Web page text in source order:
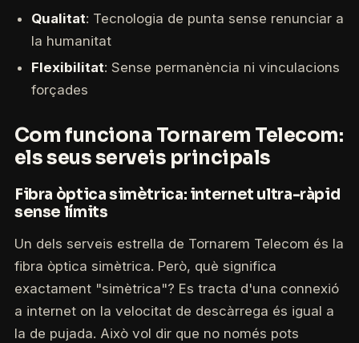
Qualitat: Tecnologia de punta sense renunciar a
la humanitat
Flexibilitat: Sense permanència ni vinculacions
forçades
Com funciona Tornarem Telecom:
els seus serveis principals
Fibra òptica simètrica: internet ultra-ràpid
sense límits
Un dels serveis estrella de Tornarem Telecom és la
fibra òptica simètrica. Però, què significa
exactament "simètrica"? Es tracta d'una connexió
a internet on la velocitat de descàrrega és igual a
la de pujada. Això vol dir que no només pots